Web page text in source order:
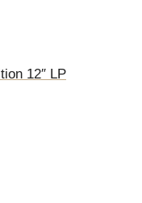
12″ LP